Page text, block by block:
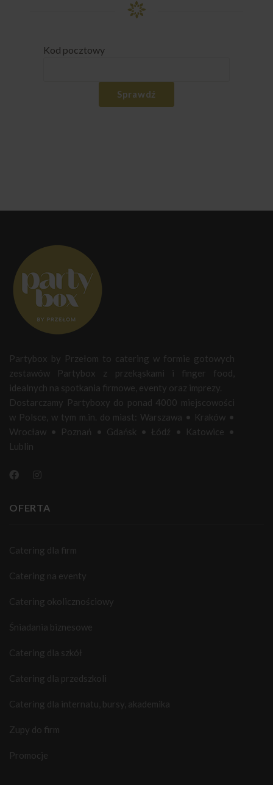
Kod pocztowy
Sprawdź
Partybox by Przełom to catering w formie gotowych
zestawów Partybox z przekąskami i finger food,
idealnych na spotkania firmowe, eventy oraz imprezy.
Dostarczamy Partyboxy do ponad 4000 miejscowości
w Polsce, w tym m.in. do miast: Warszawa • Kraków •
Wrocław • Poznań • Gdańsk • Łódź • Katowice •
Lublin
OFERTA
Catering dla firm
Catering na eventy
Catering okolicznościowy
Śniadania biznesowe
Catering dla szkół
Catering dla przedszkoli
Catering dla internatu, bursy, akademika
Zupy do firm
Promocje